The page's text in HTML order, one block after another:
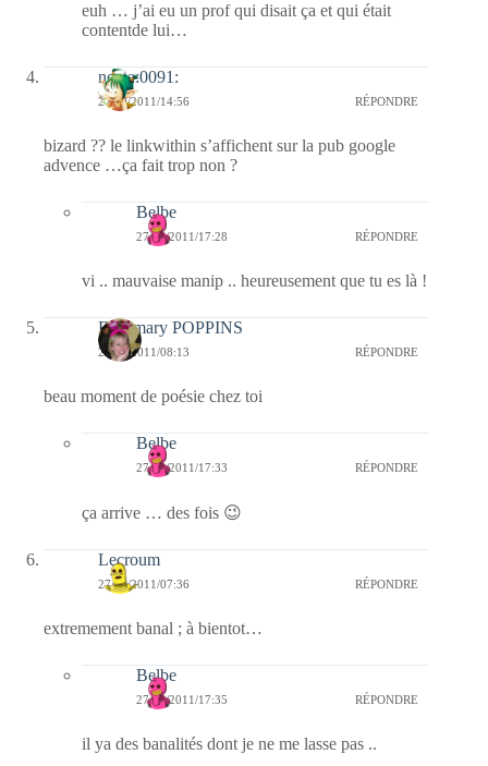
euh … j’ai eu un prof qui disait ça et qui était
contentde lui…
nessa:0091:
27/10/2011/14:56 RÉPONDRE
bizard ?? le linkwithin s’affichent sur la pub google
advence …ça fait trop non ?
Belbe
27/10/2011/17:28 RÉPONDRE
vi .. mauvaise manip .. heureusement que tu es là !
Fabymary POPPINS
27/10/2011/08:13 RÉPONDRE
beau moment de poésie chez toi
Belbe
27/10/2011/17:33 RÉPONDRE
ça arrive … des fois 😉
Lecroum
27/10/2011/07:36 RÉPONDRE
extremement banal ; à bientot…
Belbe
27/10/2011/17:35 RÉPONDRE
il ya des banalités dont je ne me lasse pas ..